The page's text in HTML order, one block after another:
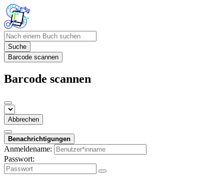
Suche
Barcode scannen
Barcode scannen
Abbrechen
Benachrichtigungen
Anmeldename:
Passwort: